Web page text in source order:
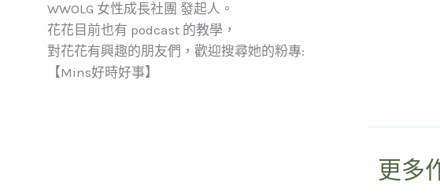
WWOLG 女性成長社團 發起人。
花花目前也有 podcast 的教學，
對花花有興趣的朋友們，歡迎搜尋她的粉專:
【Mins好時好事】
更多